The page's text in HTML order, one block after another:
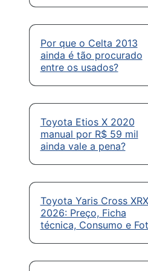
Por que o Celta 2013
ainda é tão procurado
entre os usados?
Toyota Etios X 2020
manual por R$ 59 mil
ainda vale a pena?
Toyota Yaris Cross
2026: Preço, Ficha
técnica, Consumo e